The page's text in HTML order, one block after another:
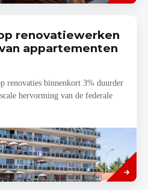
renovatiewerken
appartementen
renovaties binnenkort 3% duurder
hervorming van de federale
Lees
meer